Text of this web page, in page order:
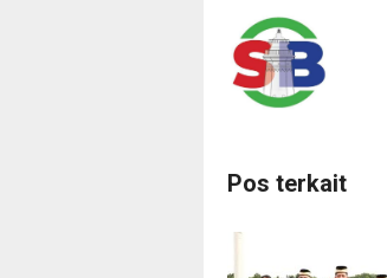
Pos terkait